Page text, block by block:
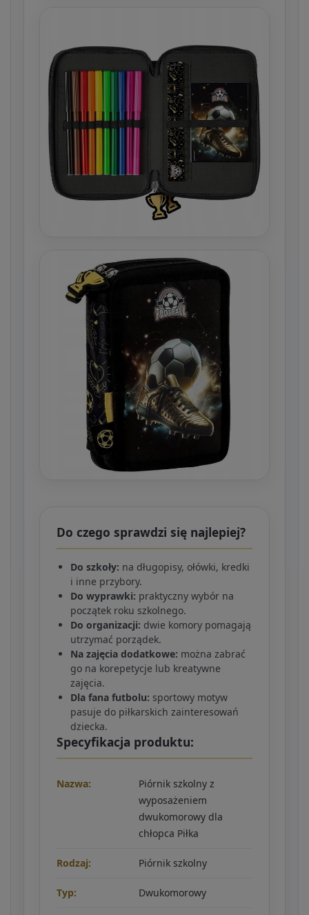
Do czego sprawdzi się najlepiej?
Do szkoły: na długopisy, ołówki, kredki
i inne przybory.
Do wyprawki: praktyczny wybór na
początek roku szkolnego.
Do organizacji: dwie komory pomagają
utrzymać porządek.
Na zajęcia dodatkowe: można zabrać
go na korepetycje lub kreatywne
zajęcia.
Dla fana futbolu: sportowy motyw
pasuje do piłkarskich zainteresowań
dziecka.
Specyfikacja produktu:
Nazwa:
Piórnik szkolny z
wyposażeniem
dwukomorowy dla
chłopca Piłka
Rodzaj: Piórnik szkolny
Typ: Dwukomorowy